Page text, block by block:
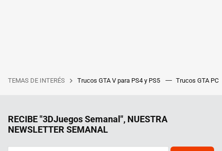
TEMAS DE INTERÉS Trucos GTA V para PS4 y PS5 Trucos GTA PC
RECIBE "3DJuegos Semanal", NUESTRA
NEWSLETTER SEMANAL